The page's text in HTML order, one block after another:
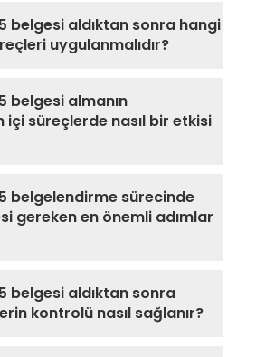
belgesi aldıktan sonra hangi
uygulanmalıdır?
belgesi almanın
süreçlerde nasıl bir etkisi
belgelendirme sürecinde
gereken en önemli adımlar
belgesi aldıktan sonra
kontrolü nasıl sağlanır?